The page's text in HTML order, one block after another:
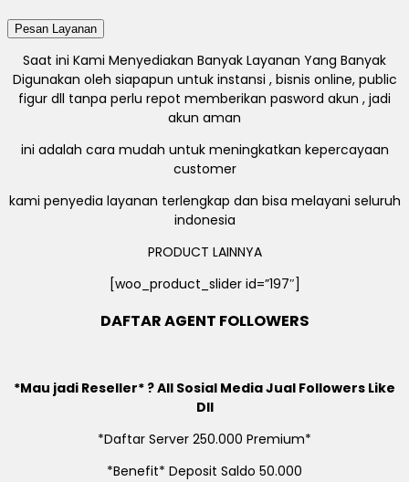
Saat ini Kami Menyediakan Banyak Layanan Yang Banyak
Digunakan oleh siapapun untuk instansi , bisnis online, public
figur dll tanpa perlu repot memberikan pasword akun , jadi
akun aman
ini adalah cara mudah untuk meningkatkan kepercayaan
customer
kami penyedia layanan terlengkap dan bisa melayani seluruh
indonesia
PRODUCT LAINNYA
[woo_product_slider id=”197″]
DAFTAR AGENT FOLLOWERS
*Mau jadi Reseller* ? All Sosial Media Jual Followers Like
Dll
*Daftar Server 250.000 Premium*
*Benefit* Deposit Saldo 50.000